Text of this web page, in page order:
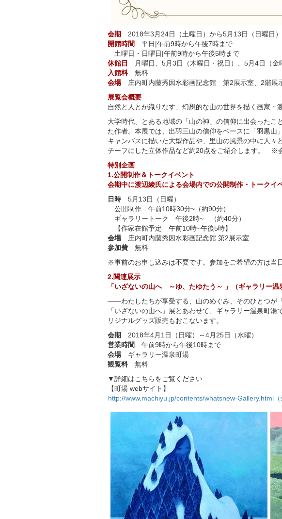
会期
2018年3月24日（土曜日）から5月13日（日曜日
開館時間
平日|午前9時から午後7時まで
土曜日・日曜日|午前9時から午後5時まで
休館日
月曜日、5月3日（木曜日・祝日）、5月4日（金
入館料無料
会場庄内町内藤秀因水彩画記念館 第2展示室、2階展
展覧会概要
自然と人とが織りなす、幻想的な山の世界を描く画家・
大学時代、とある地域の「山の神」の信仰に出会ったこ
た作者。本展では、出羽三山の信仰をベースに「羽黒
キャンバスに描いた大型作品や、里山の風景の中に人々
チーフにした立体作品など約20点をご紹介します。 ※
特別企画
1.公開制作＆トークイベント
会期中に渡辺綾氏による会場内での公開制作・トークイ
日時 5月13日（日曜）
公開制作 午前10時30分~（約90分）
ギャラリートーク 午後2時~ （約40分）
【作家在館予定 午前10時~午後5時】
会場 庄内町内藤秀因水彩画記念館 第2展示室
参加費 無料
※事前のお申し込みは不要です。参加をご希望の方は当
2.関連展示
「いざないの山へ ～ゆ、たゆたう～ 」（ギャラリー温
――わたしたちが享受する、山のめぐみ、そのひとつが
「いざないの山へ」展とあわせて、ギャラリー温泉町
リジナルグッズ販売もおこないます。
会期 2018年4月1日（日曜）～4月25日（水曜）
営業時間 午前9時から午後10時まで
会場 ギャラリー温泉町湯
観覧料 無料
▼詳細はこちらをご覧ください
【町湯 webサイト】
http://www.machiyu.jp/contents/whatsnew-Gallery.html（